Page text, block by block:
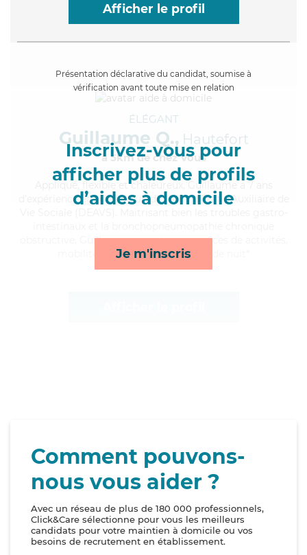
Afficher le profil
Présentation déclarative du candidat, soumise à
vérification avant toute mise en relation
Inscrivez-vous pour
afficher plus de profils
d’aides à domicile
Je m'inscris
ÉLÉGANT
Guillaume Q., Hautefort
à 5km de chez Vous
, flexible et chaleureux, Guillaume a 7 ans
d'expérience et possède un diplôme d'État d'Auxiliaire de
obstructive, Guillaume apporte ses services de activités,
mobilité, rappels et surveillance de nuit*
Comment pouvons-
nous vous aider ?
Avec un réseau de plus de 180 000 professionnels,
Click&Care sélectionne pour vous les meilleurs
candidats pour votre maintien à domicile ou vos
besoins de recrutement en établissement.